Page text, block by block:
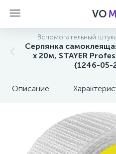
VO
Вспомогательный
Серпянка
х 20м, STAYER
{1246-05-
Описание